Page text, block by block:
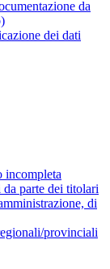
da
dei dati
incompleta
parte dei titolari
di
provinciali